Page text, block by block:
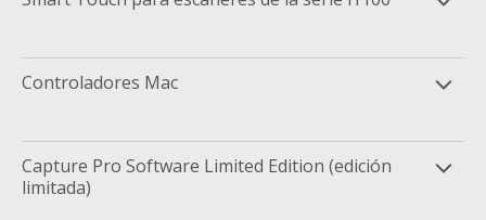
Controladores Mac
Capture Pro Software Limited Edition (edición
limitada)